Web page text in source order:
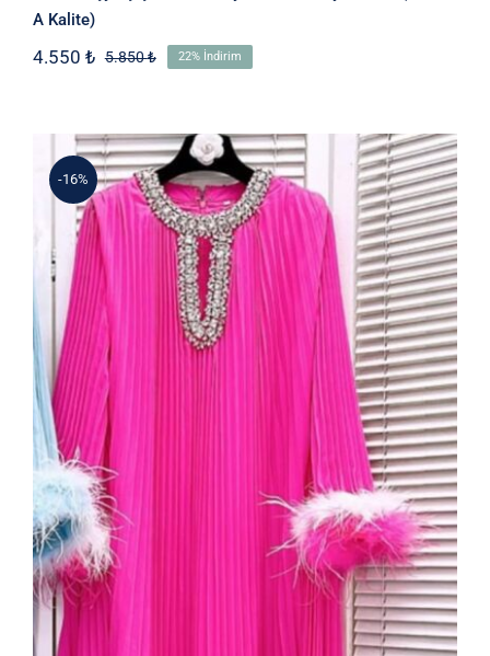
A Kalite)
5.850₺Orijinal
4.550 ₺
Şu
4.550 ₺.
22% İndirim
-16%
Taş Yaka Detaylı Fuşya Pliseli Şifon
Elbise – Tüy Aplikeli Kol, Uzun